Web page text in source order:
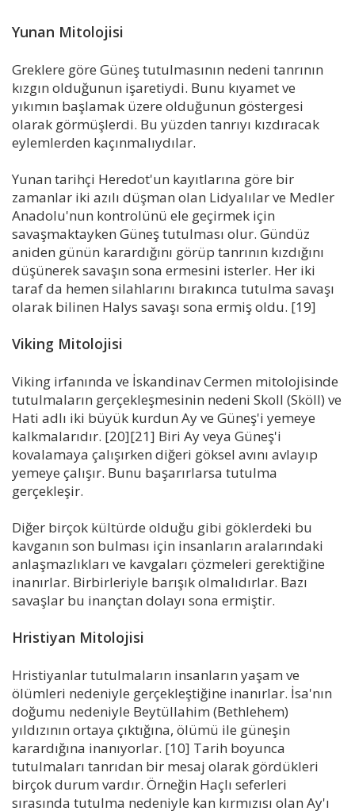
Yunan Mitolojisi
Greklere göre Güneş tutulmasının nedeni tanrının
kızgın olduğunun işaretiydi. Bunu kıyamet ve
yıkımın başlamak üzere olduğunun göstergesi
olarak görmüşlerdi. Bu yüzden tanrıyı kızdıracak
eylemlerden kaçınmalıydılar.
Yunan tarihçi Heredot'un kayıtlarına göre bir
zamanlar iki azılı düşman olan Lidyalılar ve Medler
Anadolu'nun kontrolünü ele geçirmek için
savaşmaktayken Güneş tutulması olur. Gündüz
aniden günün karardığını görüp tanrının kızdığını
düşünerek savaşın sona ermesini isterler. Her iki
taraf da hemen silahlarını bırakınca tutulma savaşı
olarak bilinen Halys savaşı sona ermiş oldu. [19]
Viking Mitolojisi
Viking irfanında ve İskandinav Cermen mitolojisinde
tutulmaların gerçekleşmesinin nedeni Skoll (Sköll) ve
Hati adlı iki büyük kurdun Ay ve Güneş'i yemeye
kalkmalarıdır. [20][21] Biri Ay veya Güneş'i
kovalamaya çalışırken diğeri göksel avını avlayıp
yemeye çalışır. Bunu başarırlarsa tutulma
gerçekleşir.
Diğer birçok kültürde olduğu gibi göklerdeki bu
kavganın son bulması için insanların aralarındaki
anlaşmazlıkları ve kavgaları çözmeleri gerektiğine
inanırlar. Birbirleriyle barışık olmalıdırlar. Bazı
savaşlar bu inançtan dolayı sona ermiştir.
Hristiyan Mitolojisi
Hristiyanlar tutulmaların insanların yaşam ve
ölümleri nedeniyle gerçekleştiğine inanırlar. İsa'nın
doğumu nedeniyle Beytüllahim (Bethlehem)
yıldızının ortaya çıktığına, ölümü ile güneşin
karardığına inanıyorlar. [10] Tarih boyunca
tutulmaları tanrıdan bir mesaj olarak gördükleri
birçok durum vardır. Örneğin Haçlı seferleri
sırasında tutulma nedeniyle kan kırmızısı olan Ay'ı